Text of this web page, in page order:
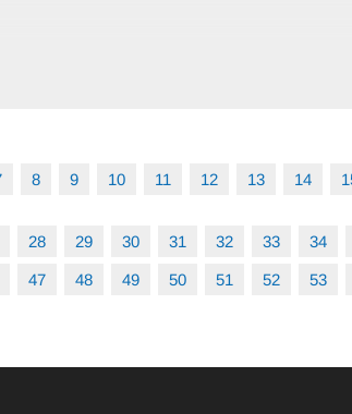
歲，上課及進入體適能中心須攜帶毛
一小時，限學員本人於體驗課當日當
8 9 10 11 12 13 14
28 29 30 31 32 33 34
47 48 49 50 51 52 53